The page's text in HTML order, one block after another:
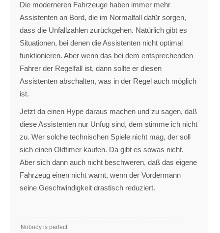
Die moderneren Fahrzeuge haben immer mehr
Assistenten an Bord, die im Normalfall dafür sorgen,
dass die Unfallzahlen zurückgehen. Natürlich gibt es
Situationen, bei denen die Assistenten nicht optimal
funktionieren. Aber wenn das bei dem entsprechenden
Fahrer der Regelfall ist, dann sollte er diesen
Assistenten abschalten, was in der Regel auch möglich
ist.
Jetzt da einen Hype daraus machen und zu sagen, daß
diese Assistenten nur Unfug sind, dem stimme ich nicht
zu. Wer solche technischen Spiele nicht mag, der soll
sich einen Oldtimer kaufen. Da gibt es sowas nicht.
Aber sich dann auch nicht beschweren, daß das eigene
Fahrzeug einen nicht warnt, wenn der Vordermann
seine Geschwindigkeit drastisch reduziert.
Nobody is perfect